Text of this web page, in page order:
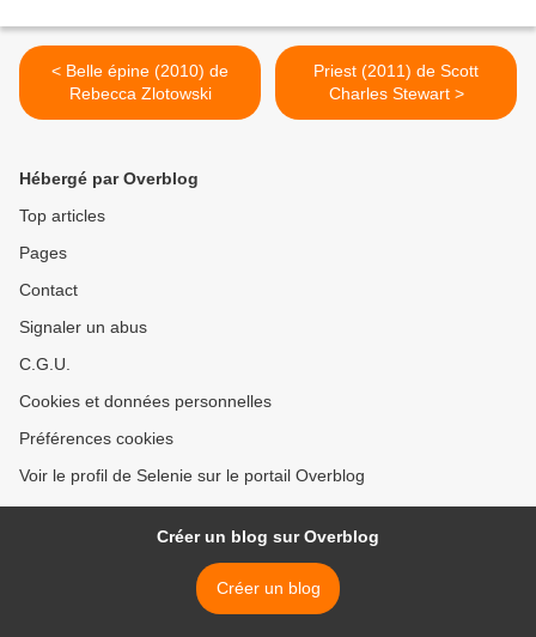
< Belle épine (2010) de
Rebecca Zlotowski
Priest (2011) de Scott
Charles Stewart >
Hébergé par Overblog
Top articles
Pages
Contact
Signaler un abus
C.G.U.
Cookies et données personnelles
Préférences cookies
Voir le profil de Selenie sur le portail Overblog
Créer un blog sur Overblog
Créer un blog